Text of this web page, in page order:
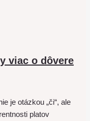
viac o dôvere
je otázkou „či“, ale
platov